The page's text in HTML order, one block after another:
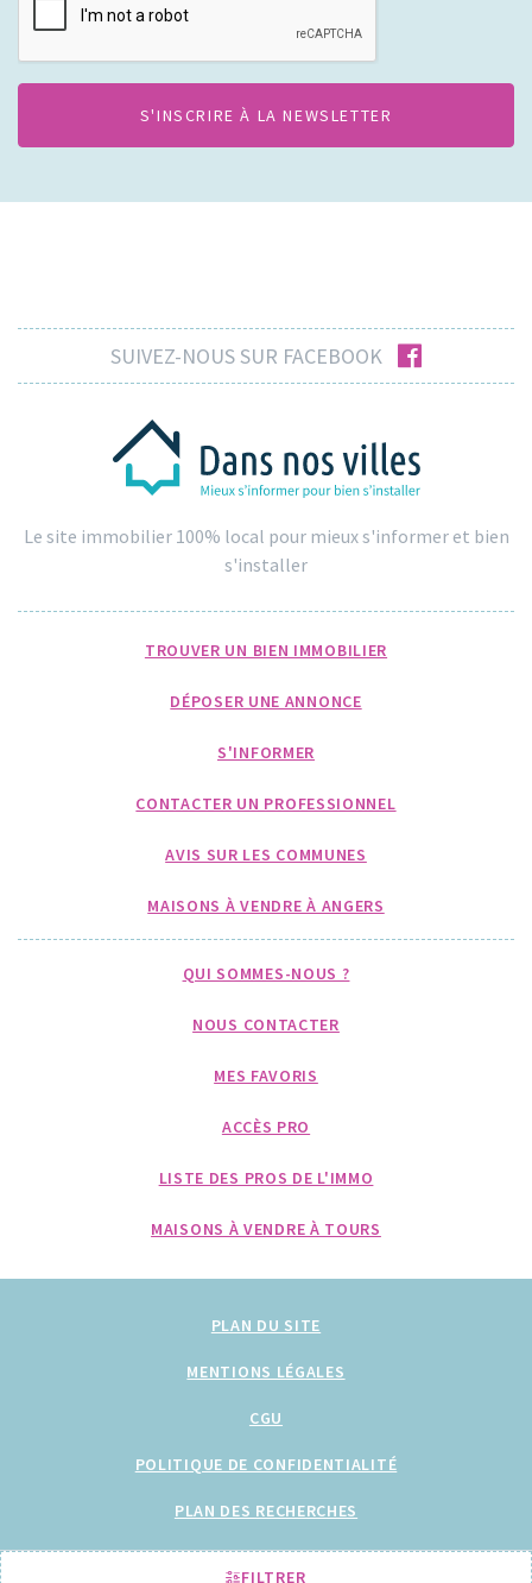
FILTRER
SUIVEZ-NOUS SUR FACEBOOK facebook
Le site immobilier 100% local pour mieux s'informer et bien
s'installer
TROUVER UN BIEN IMMOBILIER
DÉPOSER UNE ANNONCE
S'INFORMER
CONTACTER UN PROFESSIONNEL
AVIS SUR LES COMMUNES
MAISONS À VENDRE À ANGERS
QUI SOMMES-NOUS ?
NOUS CONTACTER
MES FAVORIS
ACCÈS PRO
LISTE DES PROS DE L'IMMO
MAISONS À VENDRE À TOURS
PLAN DU SITE
MENTIONS LÉGALES
CGU
POLITIQUE DE CONFIDENTIALITÉ
PLAN DES RECHERCHES
TOUS NOS ARTICLES